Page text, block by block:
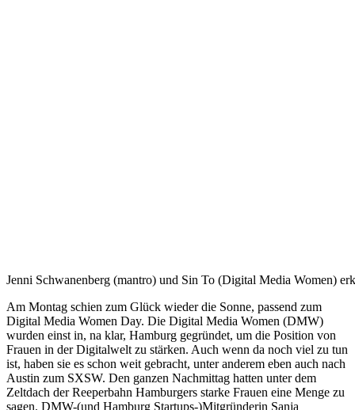
Jenni Schwanenberg (mantro) und Sin To (Digital Media Women)
Am Montag schien zum Glück wieder die Sonne, passend zum
Digital Media Women Day. Die Digital Media Women (DMW)
wurden einst in, na klar, Hamburg gegründet, um die Position von
Frauen in der Digitalwelt zu stärken. Auch wenn da noch viel zu tun
ist, haben sie es schon weit gebracht, unter anderem eben auch nach
Austin zum SXSW. Den ganzen Nachmittag hatten unter dem
Zeltdach der Reeperbahn Hamburgers starke Frauen eine Menge zu
sagen. DMW-(und Hamburg Startups-)Mitgründerin Sanja